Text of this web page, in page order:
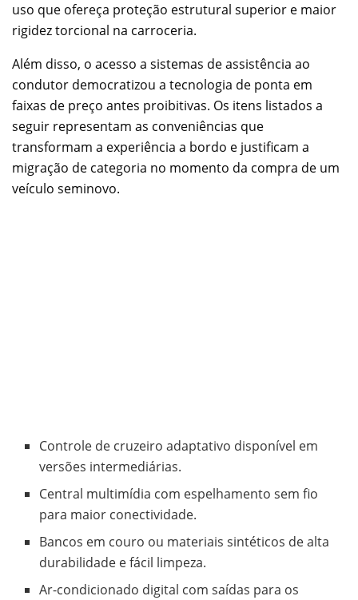
uso que ofereça proteção estrutural superior e maior
rigidez torcional na carroceria.
Além disso, o acesso a sistemas de assistência ao
condutor democratizou a tecnologia de ponta em
faixas de preço antes proibitivas. Os itens listados a
seguir representam as conveniências que
transformam a experiência a bordo e justificam a
migração de categoria no momento da compra de um
veículo seminovo.
Controle de cruzeiro adaptativo disponível em
versões intermediárias.
Central multimídia com espelhamento sem fio
para maior conectividade.
Bancos em couro ou materiais sintéticos de alta
durabilidade e fácil limpeza.
Ar-condicionado digital com saídas para os